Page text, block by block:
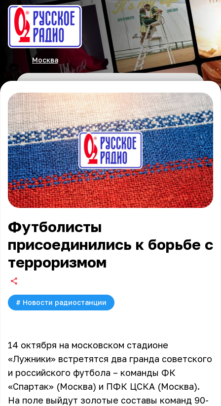
Москва
Футболисты
присоединились к борьбе с
терроризмом
# Новости радиостанции
14 октября на московском стадионе
«Лужники» встретятся два гранда советского
и российского футбола – команды ФК
«Спартак» (Москва) и ПФК ЦСКА (Москва).
На поле выйдут золотые составы команд 90-